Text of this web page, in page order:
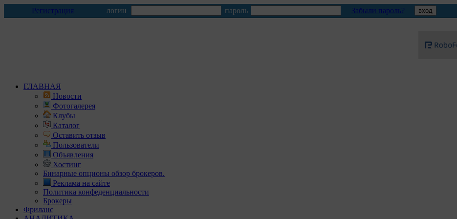
Регистрация логин пароль Забыли пароль?
ГЛАВНАЯ
Новости
Фотогалерея
Клубы
Каталог
Оставить отзыв
Пользователи
Объявления
Хостинг
Бинарные опционы обзор брокеров.
Реклама на сайте
Политика конфеденциальности
Брокеры
Фриланс